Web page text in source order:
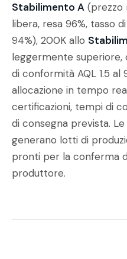
Stabilimento A (prezzo
libera, resa 96%, tasso
94%), 200K allo
leggermente superiore,
di conformità AQL 1.5 al
allocazione in tempo
certificazioni, tempi di
di consegna prevista.
generano lotti di
pronti per la conferma
produttore.